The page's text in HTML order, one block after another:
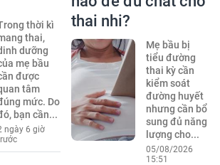
thời kì
thai,
dưỡng
mẹ bầu
được
tâm
mức. Do
bạn cần...
ngày 6 giờ
thai nhi?
Mẹ bầu bị
tiểu đường
thai kỳ cần
kiểm soát
đường huyết
nhưng cần bổ
sung đủ năng
lượng cho...
05/08/2026
15:51